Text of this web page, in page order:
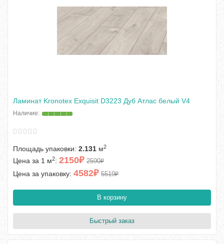
Ламинат Kronotex Exquisit D3223 Дуб Атлас белый V4
Площадь упаковки: 2.131 м2
Цена за 1 м2: 2150₽ 2590₽
Цена за упаковку: 4582₽ 5519₽
В корзину
Быстрый заказ